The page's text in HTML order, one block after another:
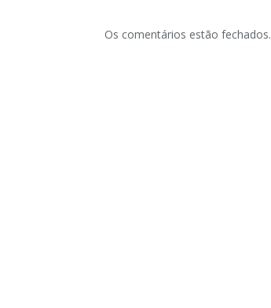
Os comentários estão fechados.